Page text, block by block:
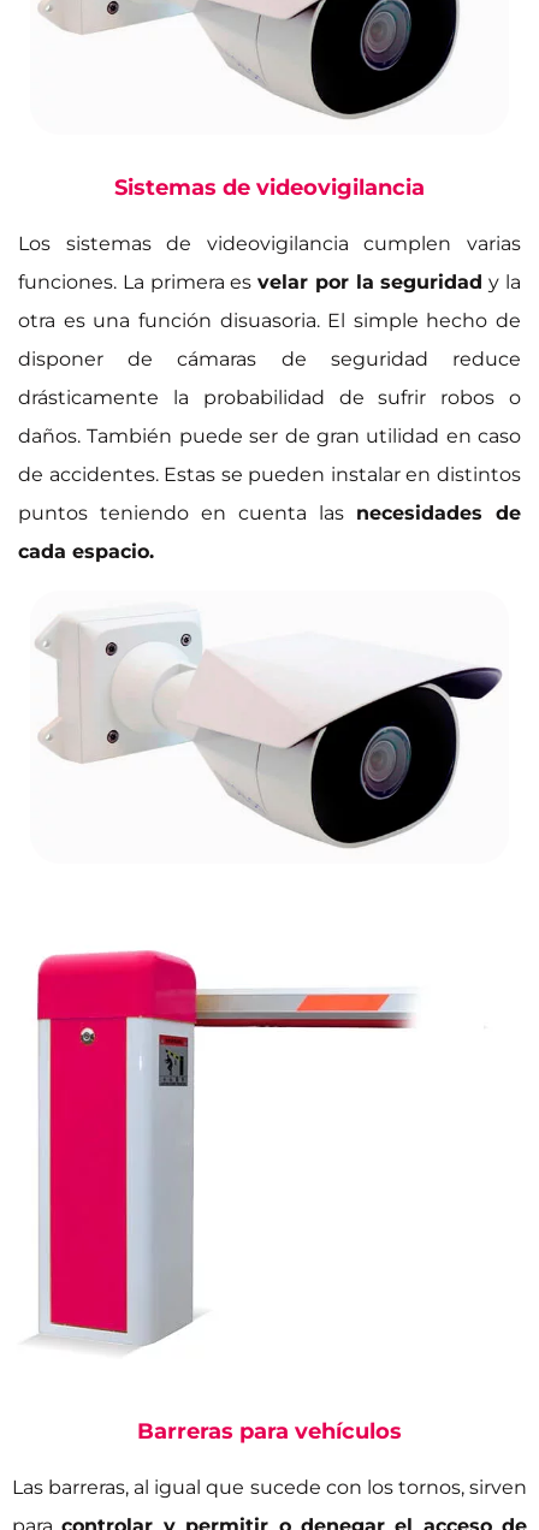
Sistemas de videovigilancia
Los sistemas de videovigilancia cumplen varias
funciones. La primera esvelar por la seguridad y la
otra es una función disuasoria. El simple hecho de
disponer de cámaras de seguridad reduce
drásticamente la probabilidad de sufrir robos o
daños. También puede ser de gran utilidad en caso
de accidentes. Estas se pueden instalar en distintos
puntos teniendo en cuenta las necesidades de
cada espacio.
Barreras para vehículos
Las barreras, al igual que sucede con los tornos, sirven